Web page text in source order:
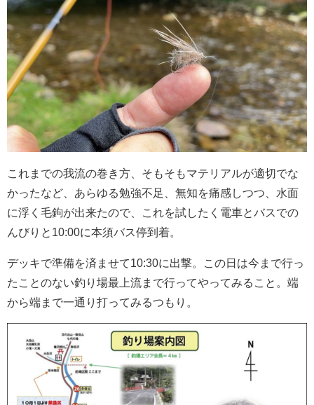
これまでの我流の巻き方、そもそもマテリアルが適切でな
かったなど、あらゆる勉強不足、無知を痛感しつつ、水面
に浮く毛鉤が出来たので、これを試したく電車とバスでの
んびりと10:00に本須バス停到着。
デッキで準備を済ませて10:30に出撃。この日は今まで行っ
たことのない釣り場最上流まで行ってやってみること。端
から端まで一通り打ってみるつもり。